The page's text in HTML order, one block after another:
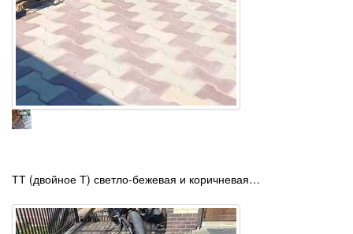
ТТ (двойное Т) светло-бежевая и коричневая…